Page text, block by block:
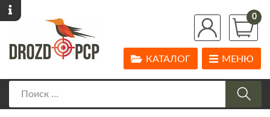
0
МЕНЮ
КАТАЛОГ